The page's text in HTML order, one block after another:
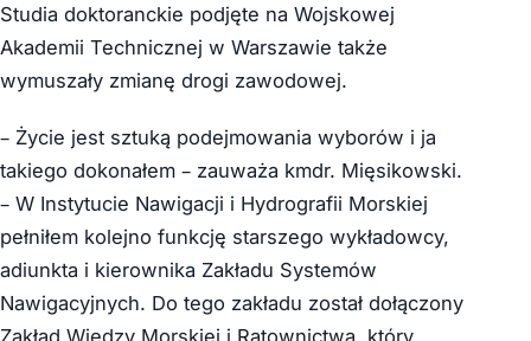
Studia doktoranckie podjęte na Wojskowej
Akademii Technicznej w Warszawie także
wymuszały zmianę drogi zawodowej.
– Życie jest sztuką podejmowania wyborów i ja
takiego dokonałem – zauważa kmdr. Mięsikowski.
– W Instytucie Nawigacji i Hydrografii Morskiej
pełniłem kolejno funkcję starszego wykładowcy,
adiunkta i kierownika Zakładu Systemów
Nawigacyjnych. Do tego zakładu został dołączony